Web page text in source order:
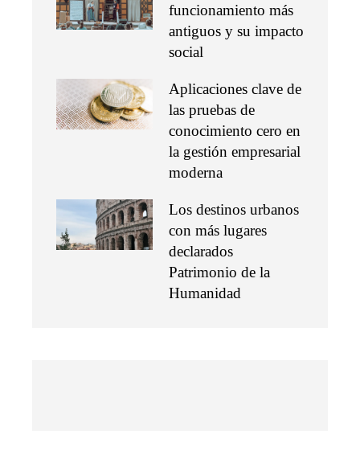
funcionamiento más
antiguos y su impacto
social
Aplicaciones clave de
las pruebas de
conocimiento cero en
la gestión empresarial
moderna
Los destinos urbanos
con más lugares
declarados
Patrimonio de la
Humanidad